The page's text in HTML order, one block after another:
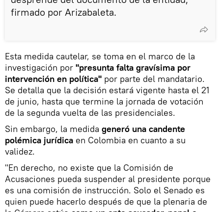
firmado por Arizabaleta.
Esta medida cautelar, se toma en el marco de la
investigación por "presunta falta gravísima por
intervención en política" por parte del mandatario.
Se detalla que la decisión estará vigente hasta el 21
de junio, hasta que termine la jornada de votación
de la segunda vuelta de las presidenciales.
Sin embargo, la medida generó una candente
polémica jurídica en Colombia en cuanto a su
validez.
"En derecho, no existe que la Comisión de
Acusaciones pueda suspender al presidente porque
es una comisión de instrucción. Solo el Senado es
quien puede hacerlo después de que la plenaria de